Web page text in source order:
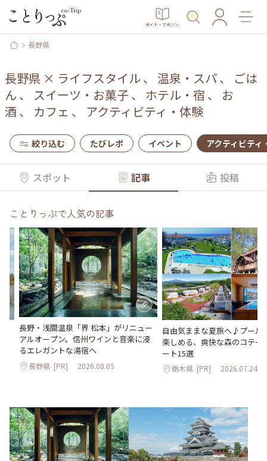
ガイド・マガジン
長野県
長野県 × ライフスタイル、 温泉・スパ、
ごは
ん 、 スイーツ・お菓子、 ホテル・宿 、 お
酒 、 カフェ 、 アクティビティ・体験
絞り込む たびレポ イベント アクティビティ
スポット 記事 投稿
ことりっぷで人気の記事
長野・浅間温泉「界 松本」がリニュー
アルオープン。信州ワインと音楽に浸
るエレガントな湯宿へ
長野県 [PR] 2026.08.05
自由気ままな夏旅へ♪プール
楽しめる、爽快な森のコテー
ート15選
栃木県 [PR] 2026.07.24